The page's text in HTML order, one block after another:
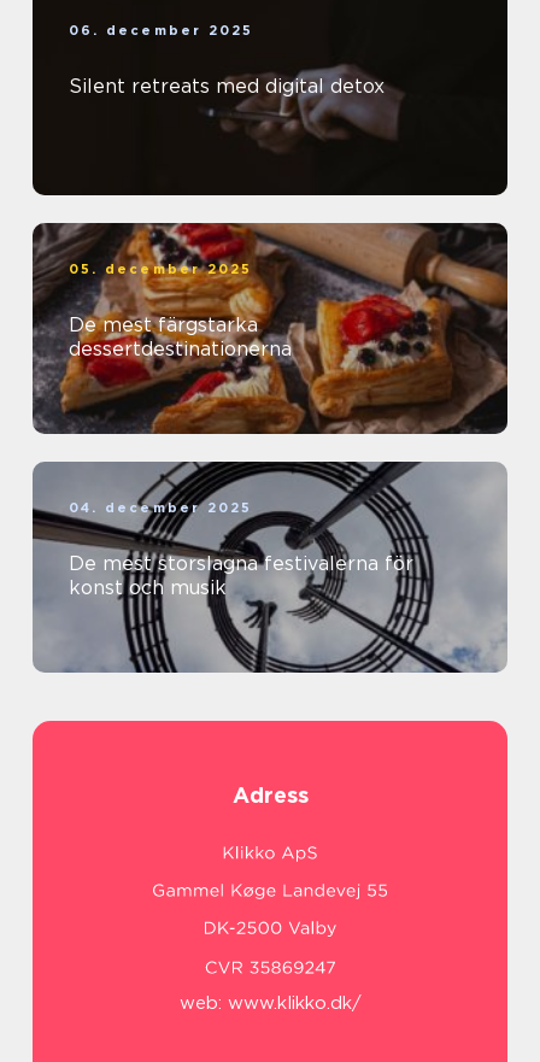
06. december 2025
Silent retreats med digital detox
05. december 2025
De mest färgstarka
dessertdestinationerna
04. december 2025
De mest storslagna festivalerna för
konst och musik
Adress
web: www.klikko.dk/